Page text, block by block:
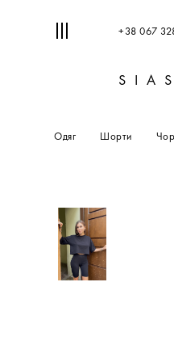
+38 067
Одяг Шорти